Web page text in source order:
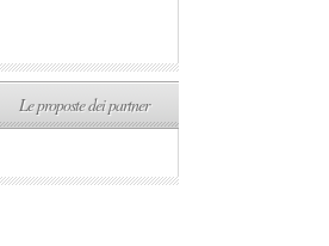
Le proposte dei partner